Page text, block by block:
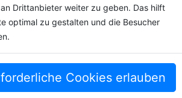
Drittanbieter weiter zu geben. Das hilft
optimal zu gestalten und die Besucher
Cookies erlauben
gibt die ORGATEC einen
die kommende Messeausgabe.
sic[...]